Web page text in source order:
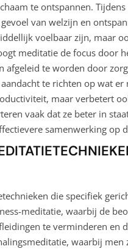
te ontspannen.
van welzijn en
voelbaar zijn, maar
meditatie de focus door
afgeleid te worden door
te richten op wat er
maar verbetert
vaak dat ze beter in
samenwerking op
die specifiek
meditatie, waarbij de
te verminderen en
waarbij